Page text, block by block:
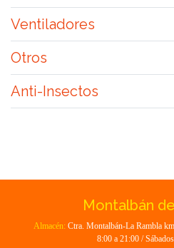
Ventiladores
Otros
Anti-Insectos
Montalbán
Almacén: Ctra. Montalbán-La Rambla
8:00 a 21:00 /